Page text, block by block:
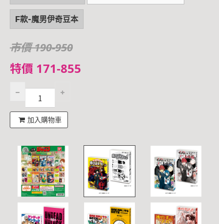
F款-魔男伊奇豆本
市價 190-950
特價 171-855
加入購物車